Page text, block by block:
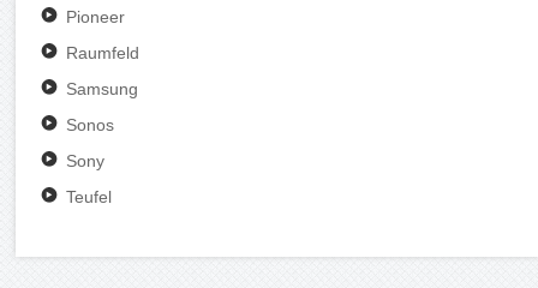
Pioneer
Raumfeld
Samsung
Sonos
Sony
Teufel